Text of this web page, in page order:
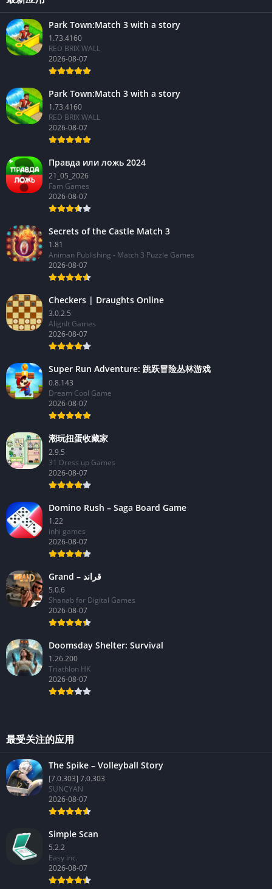
Park Town:Match 3 with a story
1.73.4160
RED BRIX WALL
2026-08-07
Park Town:Match 3 with a story
1.73.4160
RED BRIX WALL
2026-08-07
Правда или ложь 2024
21_05_2026
Fam Games
2026-08-07
Secrets of the Castle Match 3
1.81
Animan Publishing - Match 3 Puzzle Games
2026-08-07
Checkers | Draughts Online
3.0.2.5
AlignIt Games
2026-08-07
Super Run Adventure: 跳跃冒险丛林游戏
0.8.143
Dream Cool Game
2026-08-07
潮玩扭蛋收藏家
2.9.5
31 Dress up Games
2026-08-07
Domino Rush – Saga Board Game
1.22
inhi games
2026-08-07
Grand – قراند
5.0.6
Shanab for Digital Games
2026-08-07
Doomsday Shelter: Survival
1.26.200
Triathlon HK
2026-08-07
最受关注的应用
The Spike – Volleyball Story
[7.0.303] 7.0.303
SUNCYAN
2026-08-07
Simple Scan
5.2.2
Easy inc.
2026-08-07